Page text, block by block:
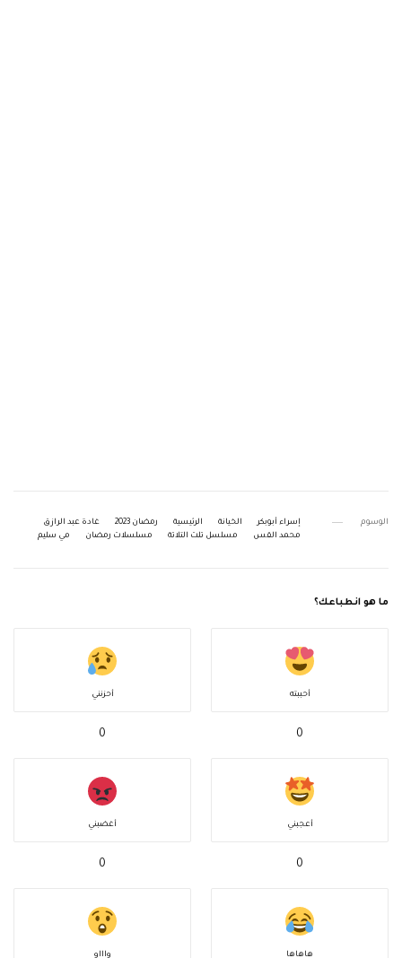
الوسوم إسراء أبوبكر الخيانة الرئيسية رمضان 2023
غادة عبد الرازق
محمد القس
مسلسل تلت التلاتة مسلسلات رمضان مي سليم
ما هو انطباعك؟
أحببته
0
أحزنني
0
أعجبني
0
أغضبني
0
هاهاها واااو